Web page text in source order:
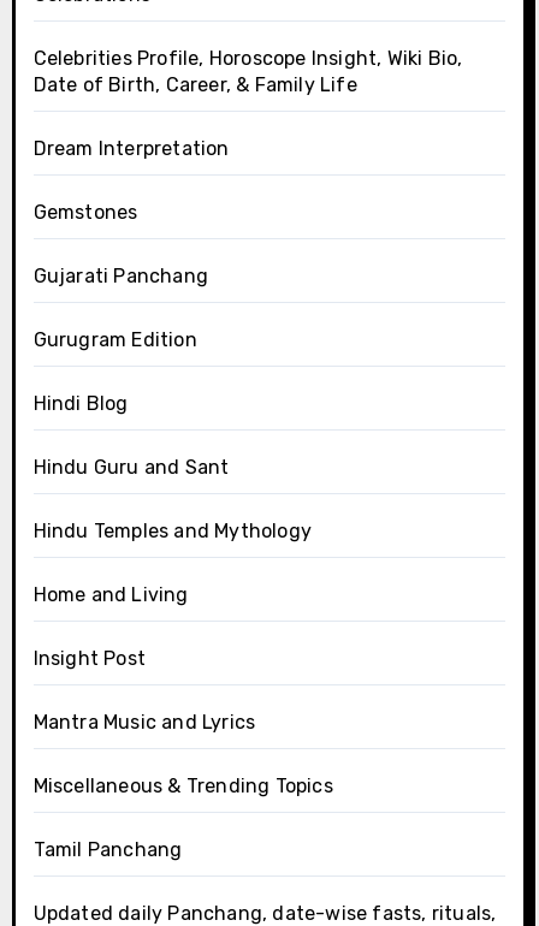
Celebrities Profile, Horoscope Insight, Wiki Bio,
Date of Birth, Career, & Family Life
Dream Interpretation
Gemstones
Gujarati Panchang
Gurugram Edition
Hindi Blog
Hindu Guru and Sant
Hindu Temples and Mythology
Home and Living
Insight Post
Mantra Music and Lyrics
Miscellaneous & Trending Topics
Tamil Panchang
Updated daily Panchang, date-wise fasts, rituals,